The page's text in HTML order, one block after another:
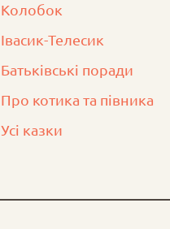
Колобок
Iвасик-Телесик
Батьківські поради
Про котика та півника
Усі казки